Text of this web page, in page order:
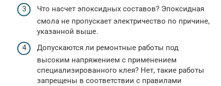
Что насчет эпоксидных составов? Эпоксидная
смола не пропускает электричество по причине,
указанной выше.
Допускаются ли ремонтные работы под
высоким напряжением с применением
специализированного клея? Нет, такие работы
запрещены в соответствии с правилами